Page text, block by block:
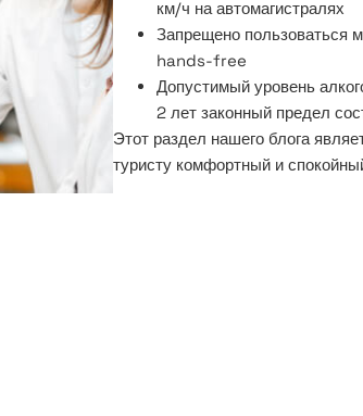
км/ч на автомагистралях
Запрещено пользоваться
hands-free
Допустимый уровень
2 лет законный предел
Этот раздел нашего блога
туристу комфортный и